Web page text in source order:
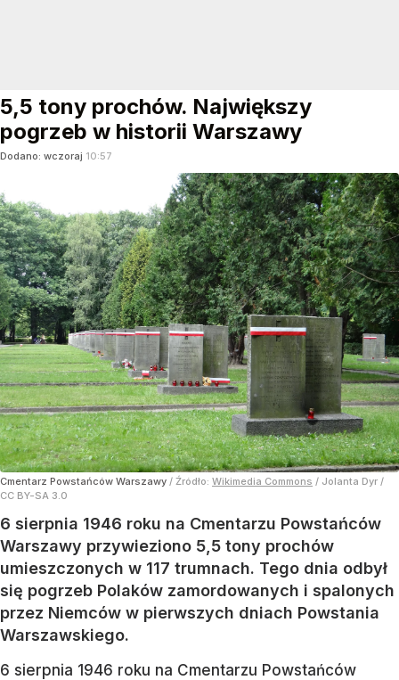
5,5 tony prochów. Największy
pogrzeb w historii Warszawy
Dodano: wczoraj 10:57
Cmentarz Powstańców Warszawy / Źródło: Wikimedia Commons / Jolanta Dyr /
CC BY-SA 3.0
6 sierpnia 1946 roku na Cmentarzu Powstańców
Warszawy przywieziono 5,5 tony prochów
umieszczonych w 117 trumnach. Tego dnia odbył
się pogrzeb Polaków zamordowanych i spalonych
przez Niemców w pierwszych dniach Powstania
Warszawskiego.
6 sierpnia 1946 roku na Cmentarzu Powstańców